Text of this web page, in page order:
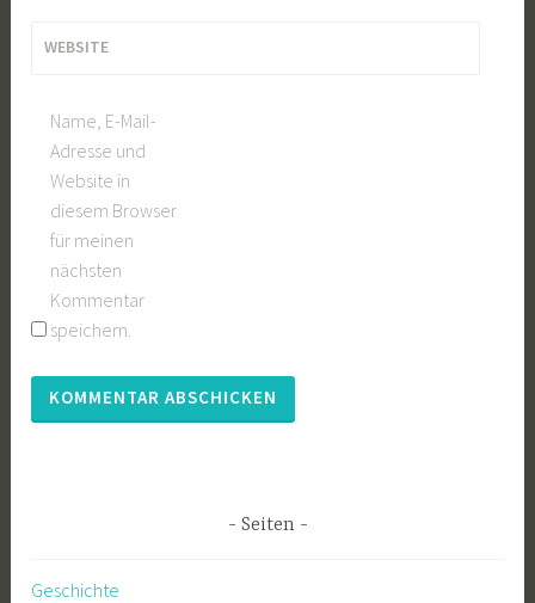
WEBSITE
Name, E-Mail-
Adresse und
Website in
diesem Browser
für meinen
nächsten
Kommentar
speichern.
Seiten
Geschichte